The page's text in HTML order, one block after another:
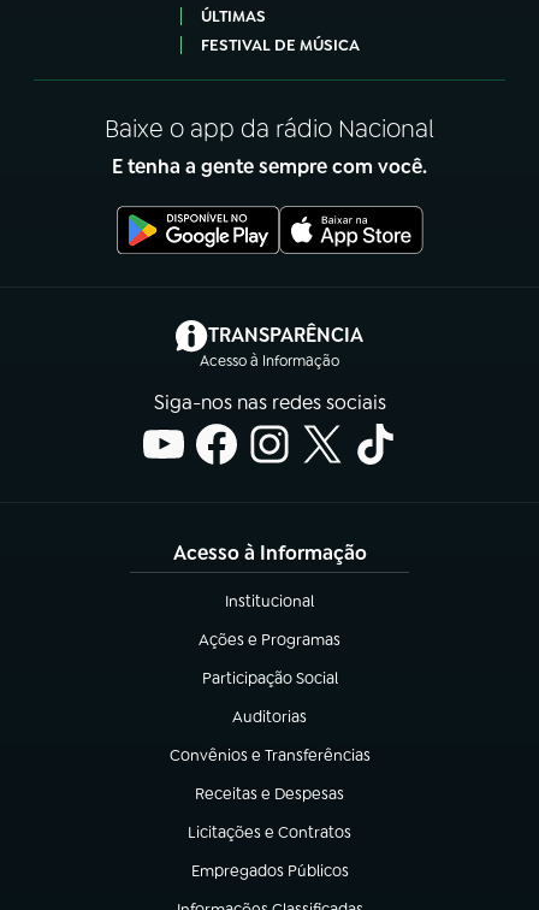
ÚLTIMAS
FESTIVAL DE MÚSICA
Baixe o app da rádio Nacional
E tenha a gente sempre com você.
TRANSPARÊNCIA
Acesso à Informação
(abre em nova aba)
Siga-nos nas redes sociais
Acesso à Informação
Institucional
(abre em nova aba)
Ações e Programas
(abre em nova aba)
Participação Social
(abre em nova aba)
Auditorias
(abre em nova aba)
Convênios e Transferências
(abre em nova aba)
Receitas e Despesas
(abre em nova aba)
Licitações e Contratos
(abre em nova aba)
Empregados Públicos
(abre em nova aba)